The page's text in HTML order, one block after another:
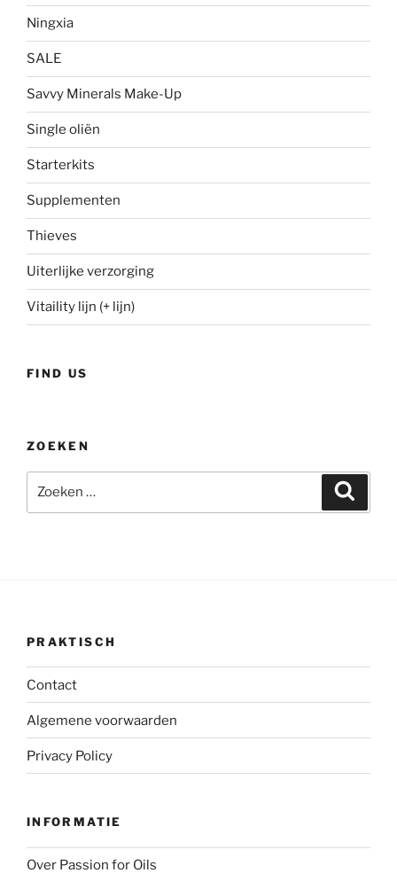
Ningxia
SALE
Savvy Minerals Make-Up
Single oliën
Starterkits
Supplementen
Thieves
Uiterlijke verzorging
Vitaility lijn (+ lijn)
FIND US
ZOEKEN
naar:
PRAKTISCH
Contact
Algemene voorwaarden
Privacy Policy
INFORMATIE
Over Passion for Oils